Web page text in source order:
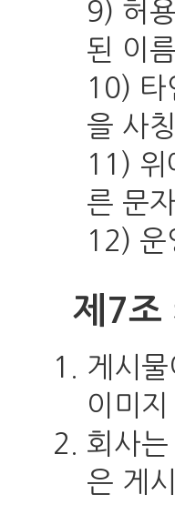
9) 허
된 이름
10) 타
을 사
11) 위
른 문
12) 운
제7조
게시
이미
회사
은 게